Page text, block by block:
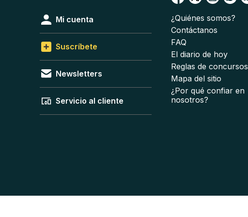
Mi cuenta
Suscríbete
Newsletters
Servicio al cliente
¿Quiénes somos?
Contáctanos
FAQ
El diario de hoy
Reglas de concursos
Mapa del sitio
¿Por qué confiar en
nosotros?